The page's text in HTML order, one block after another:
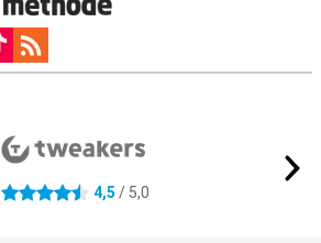
4.5 sterren 4,5 / 5,0